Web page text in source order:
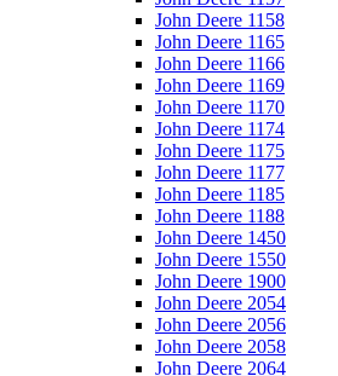
John Deere 1158
John Deere 1165
John Deere 1166
John Deere 1169
John Deere 1170
John Deere 1174
John Deere 1175
John Deere 1177
John Deere 1185
John Deere 1188
John Deere 1450
John Deere 1550
John Deere 1900
John Deere 2054
John Deere 2056
John Deere 2058
John Deere 2064